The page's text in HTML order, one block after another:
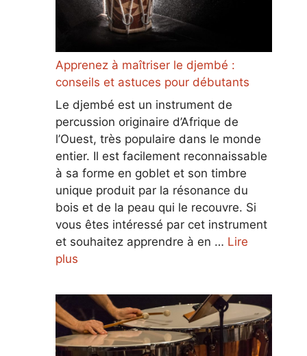
Apprenez à maîtriser le djembé :
conseils et astuces pour débutants
Le djembé est un instrument de
percussion originaire d’Afrique de
l’Ouest, très populaire dans le monde
entier. Il est facilement reconnaissable
à sa forme en goblet et son timbre
unique produit par la résonance du
bois et de la peau qui le recouvre. Si
vous êtes intéressé par cet instrument
et souhaitez apprendre à en … Lire
plus